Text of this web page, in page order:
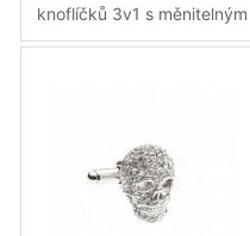
knoflíčků 3v1 s měnitelným
designem v bílé, s modrými